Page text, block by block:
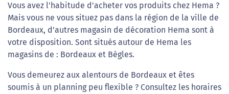
Vous avez l'habitude d'acheter vos produits chez Hema ?
Mais vous ne vous situez pas dans la région de la ville de
Bordeaux, d'autres magasin de décoration Hema sont à
votre disposition. Sont situés autour de Hema les
magasins de : Bordeaux et Bègles.
Vous demeurez aux alentours de Bordeaux et êtes
soumis à un planning peu flexible ? Consultez les horaires